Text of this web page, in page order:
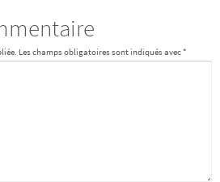
Les champs obligatoires sont indiqués avec*